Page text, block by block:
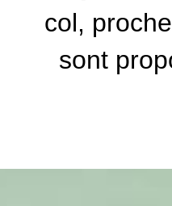
col,
sont